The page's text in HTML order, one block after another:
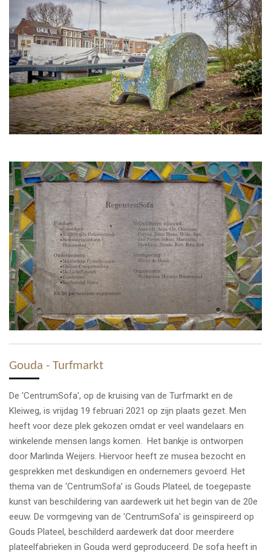
Gouda - Turfmarkt
De 'CentrumSofa', op de kruising van de Turfmarkt en de
Kleiweg, is vrijdag 19 februari 2021 op zijn plaats gezet. Men
heeft voor deze plek gekozen omdat er veel wandelaars en
winkelende mensen langs komen. Het bankje is ontworpen
door Marlinda Weijers. Hiervoor heeft ze musea bezocht en
gesprekken met deskundigen en ondernemers gevoerd. Het
thema van de ‘CentrumSofa’ is Gouds Plateel, de toegepaste
kunst van beschildering van aardewerk uit het begin van de 20e
eeuw. De vormgeving van de 'CentrumSofa' is geïnspireerd op
Gouds Plateel, beschilderd aardewerk dat door meerdere
plateelfabrieken in Gouda werd geproduceerd. De sofa heeft in